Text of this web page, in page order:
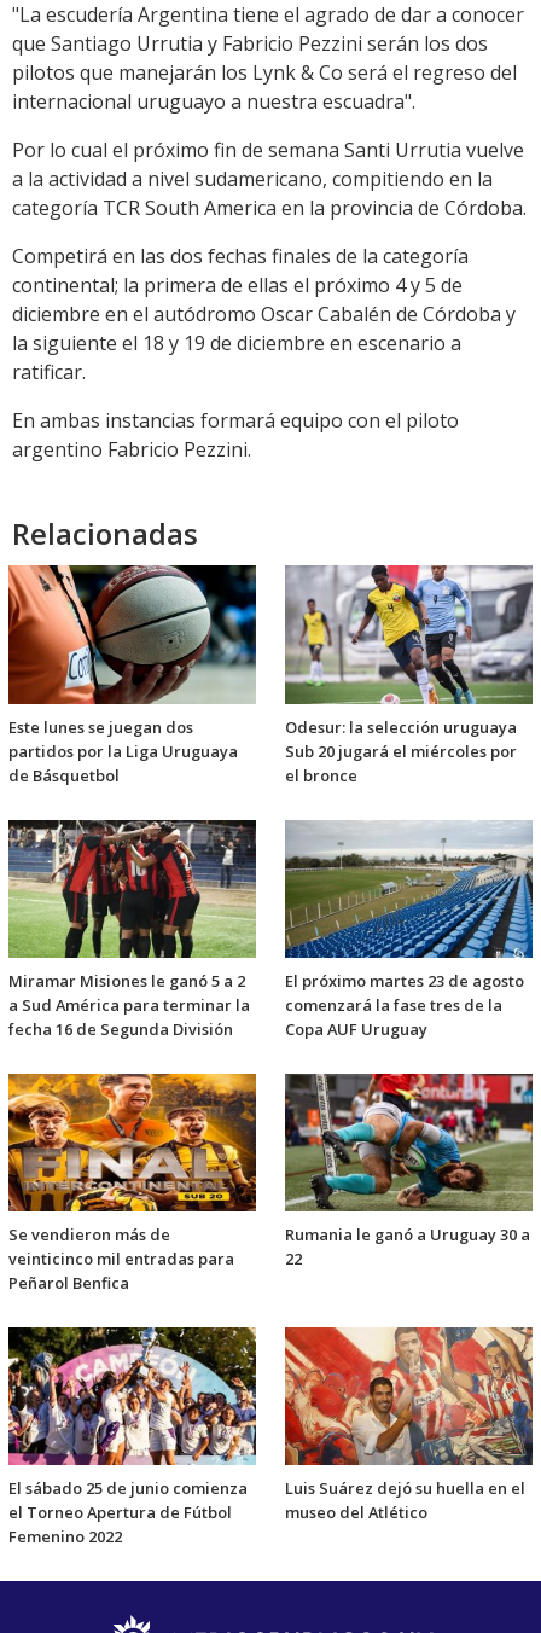
"La escudería Argentina tiene el agrado de dar a conocer
que Santiago Urrutia y Fabricio Pezzini serán los dos
pilotos que manejarán los Lynk & Co será el regreso del
internacional uruguayo a nuestra escuadra".
Por lo cual el próximo fin de semana Santi Urrutia vuelve
a la actividad a nivel sudamericano, compitiendo en la
categoría TCR South America en la provincia de Córdoba.
Competirá en las dos fechas finales de la categoría
continental; la primera de ellas el próximo 4 y 5 de
diciembre en el autódromo Oscar Cabalén de Córdoba y
la siguiente el 18 y 19 de diciembre en escenario a
ratificar.
En ambas instancias formará equipo con el piloto
argentino Fabricio Pezzini.
Relacionadas
Este lunes se juegan dos
partidos por la Liga Uruguaya
de Básquetbol
Odesur: la selección uruguaya
Sub 20 jugará el miércoles por
el bronce
Miramar Misiones le ganó 5 a 2
a Sud América para terminar la
fecha 16 de Segunda División
El próximo martes 23 de agosto
comenzará la fase tres de la
Copa AUF Uruguay
Se vendieron más de
veinticinco mil entradas para
Peñarol Benfica
Rumania le ganó a Uruguay 30 a
22
El sábado 25 de junio comienza
el Torneo Apertura de Fútbol
Femenino 2022
Luis Suárez dejó su huella en el
museo del Atlético